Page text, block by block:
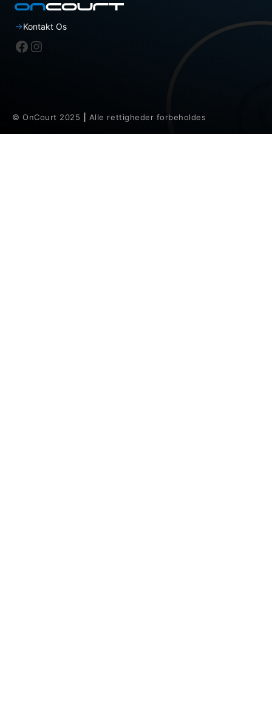
Kontakt Os
Facebook
Instagram
© OnCourt 2025 Alle rettigheder forbeholdes